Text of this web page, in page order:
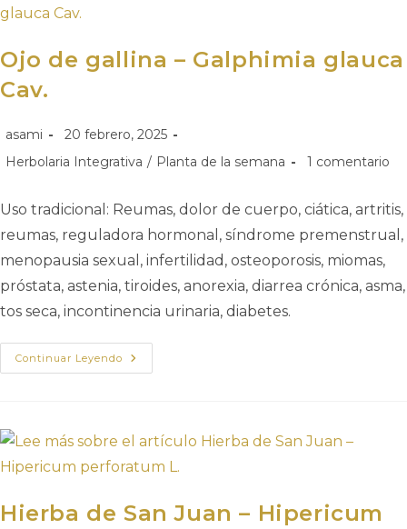
Ojo de gallina – Galphimia glauca
Cav.
asami
20 febrero, 2025
Herbolaria Integrativa / Planta de la semana 1 comentario
Uso tradicional: Reumas, dolor de cuerpo, ciática, artritis,
reumas, reguladora hormonal, síndrome premenstrual,
menopausia sexual, infertilidad, osteoporosis, miomas,
próstata, astenia, tiroides, anorexia, diarrea crónica, asma,
tos seca, incontinencia urinaria, diabetes.
Continuar Leyendo
Hierba de San Juan – Hipericum